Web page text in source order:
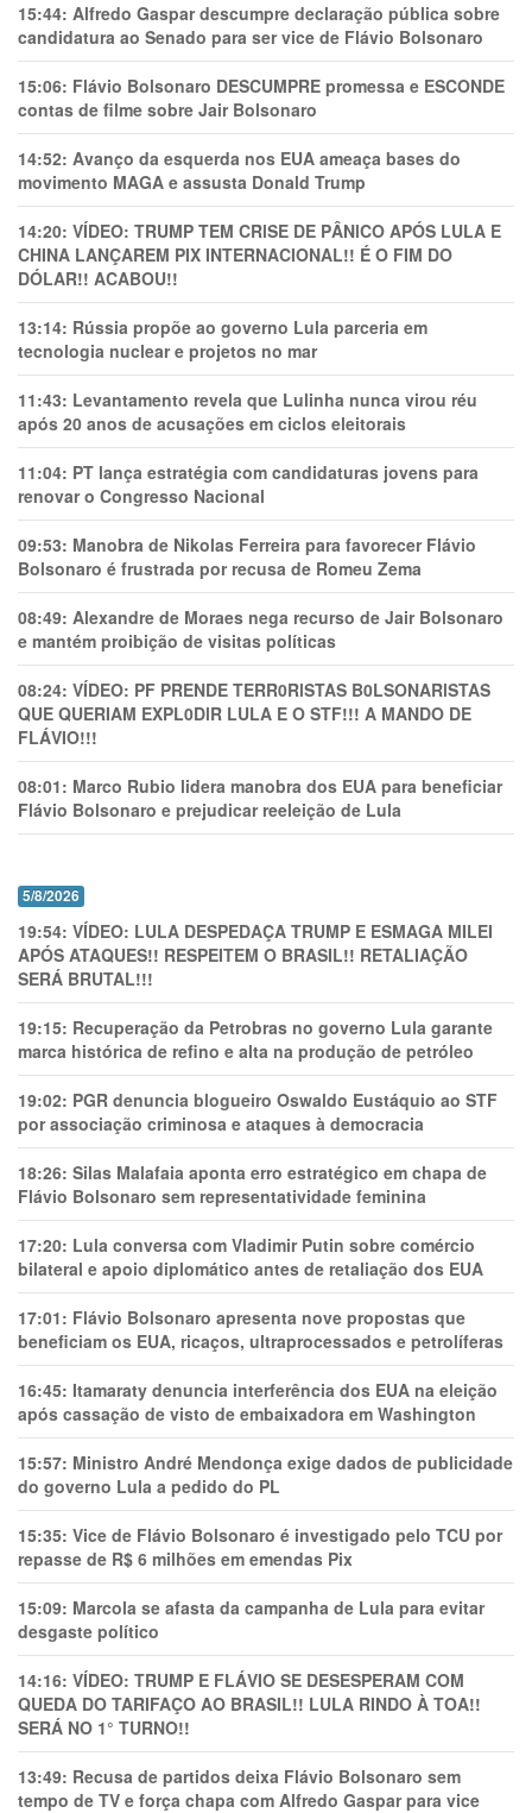
15:44: Alfredo Gaspar descumpre declaração pública sobre
candidatura ao Senado para ser vice de Flávio Bolsonaro
15:06: Flávio Bolsonaro DESCUMPRE promessa e ESCONDE
contas de filme sobre Jair Bolsonaro
14:52: Avanço da esquerda nos EUA ameaça bases do
movimento MAGA e assusta Donald Trump
14:20: VÍDEO: TRUMP TEM CRlSE DE PÂNlCO APÓS LULA E
CHINA LANÇAREM PIX INTERNACIONAL!! É O FIM DO
DÓLAR!! ACABOU!!
13:14: Rússia propõe ao governo Lula parceria em
tecnologia nuclear e projetos no mar
11:43: Levantamento revela que Lulinha nunca virou réu
após 20 anos de acusações em ciclos eleitorais
11:04: PT lança estratégia com candidaturas jovens para
renovar o Congresso Nacional
09:53: Manobra de Nikolas Ferreira para favorecer Flávio
Bolsonaro é frustrada por recusa de Romeu Zema
08:49: Alexandre de Moraes nega recurso de Jair Bolsonaro
e mantém proibição de visitas políticas
08:24: VÍDEO: PF PRENDE TERR0RlSTAS B0LSONARlSTAS
QUE QUERIAM EXPL0DlR LULA E O STF!!! A MANDO DE
FLÁVIO!!!
08:01: Marco Rubio lidera manobra dos EUA para beneficiar
Flávio Bolsonaro e prejudicar reeleição de Lula
5/8/2026
19:54: VÍDEO: LULA DESPEDAÇA TRUMP E ESMAGA MILEI
APÓS ATAQUES!! RESPEITEM O BRASIL!! RETALIAÇÃO
SERÁ BRUTAL!!!
19:15: Recuperação da Petrobras no governo Lula garante
marca histórica de refino e alta na produção de petróleo
19:02: PGR denuncia blogueiro Oswaldo Eustáquio ao STF
por associação criminosa e ataques à democracia
18:26: Silas Malafaia aponta erro estratégico em chapa de
Flávio Bolsonaro sem representatividade feminina
17:20: Lula conversa com Vladimir Putin sobre comércio
bilateral e apoio diplomático antes de retaliação dos EUA
17:01: Flávio Bolsonaro apresenta nove propostas que
beneficiam os EUA, ricaços, ultraprocessados e petrolíferas
16:45: Itamaraty denuncia interferência dos EUA na eleição
após cassação de visto de embaixadora em Washington
15:57: Ministro André Mendonça exige dados de publicidade
do governo Lula a pedido do PL
15:35: Vice de Flávio Bolsonaro é investigado pelo TCU por
repasse de R$ 6 milhões em emendas Pix
15:09: Marcola se afasta da campanha de Lula para evitar
desgaste político
14:16: VÍDEO: TRUMP E FLÁVIO SE DESESPERAM COM
QUEDA DO TARIFAÇO AO BRASIL!! LULA RINDO À TOA!!
SERÁ NO 1° TURNO!!
13:49: Recusa de partidos deixa Flávio Bolsonaro sem
tempo de TV e força chapa com Alfredo Gaspar para vice